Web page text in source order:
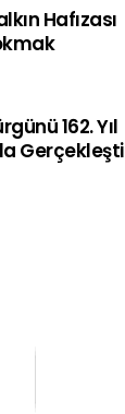
Hafızası
162. Yıl
Gerçekleşti